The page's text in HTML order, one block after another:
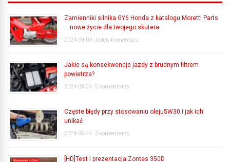
Zamienniki silnika GY6 Honda z katalogu Moretti Parts
– nowe życie dla twojego skutera
2024-09-03 Jeden komentarz
Jakie są konsekwencje jazdy z brudnym filtrem
powietrza?
2024-08-29 5 komentarzy
Częste błędy przy stosowaniu oleju5W30 i jak ich
unikać
2024-08-29 3 komentarzy
[HD]Test i prezentacja Zontes 350D